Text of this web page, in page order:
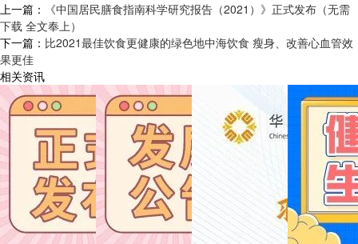
上一篇：
《中国居民膳食指南科学研究报告（2021）》正式发布（无需
下载 全文奉上）
下一篇： 比2021最佳饮食更健康的绿色地中海饮食 瘦身、改善心血管效
果更佳
相关资讯